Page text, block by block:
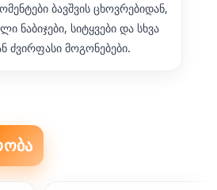
ბავშვის ცხოვრებიდან,
ნაბიჯები, სიტყვები და სხვა
ძვირფასი მოგონებები.